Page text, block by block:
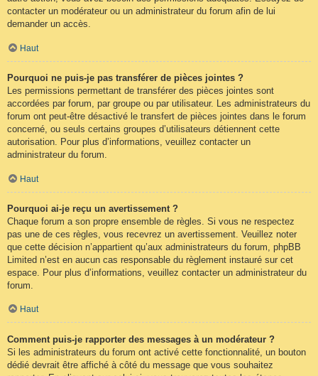
contacter un modérateur ou un administrateur du forum afin de lui
demander un accès.
Haut
Pourquoi ne puis-je pas transférer de pièces jointes ?
Les permissions permettant de transférer des pièces jointes sont
accordées par forum, par groupe ou par utilisateur. Les administrateurs du
forum ont peut-être désactivé le transfert de pièces jointes dans le forum
concerné, ou seuls certains groupes d’utilisateurs détiennent cette
autorisation. Pour plus d’informations, veuillez contacter un
administrateur du forum.
Haut
Pourquoi ai-je reçu un avertissement ?
Chaque forum a son propre ensemble de règles. Si vous ne respectez
pas une de ces règles, vous recevrez un avertissement. Veuillez noter
que cette décision n’appartient qu’aux administrateurs du forum, phpBB
Limited n’est en aucun cas responsable du règlement instauré sur cet
espace. Pour plus d’informations, veuillez contacter un administrateur du
forum.
Haut
Comment puis-je rapporter des messages à un modérateur ?
Si les administrateurs du forum ont activé cette fonctionnalité, un bouton
dédié devrait être affiché à côté du message que vous souhaitez